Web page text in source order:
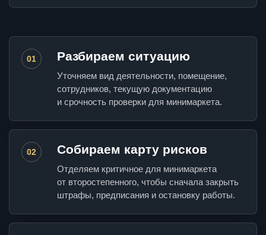
01 Разбираем ситуацию
Уточняем вид деятельности, помещение,
сотрудников, текущую документацию
и срочность проверки для минимаркета.
02 Собираем карту рисков
Отделяем критичное для минимаркета
от второстепенного, чтобы сначала закрыть
штрафы, предписания и остановку работы.